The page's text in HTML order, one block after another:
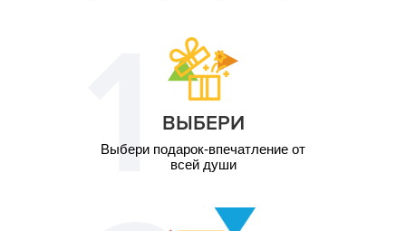
ВЫБЕРИ
Выбери подарок-впечатление от
всей души